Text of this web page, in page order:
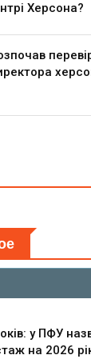
Херсона?
у ПФУ
на 2026